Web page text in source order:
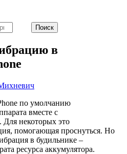
в
по умолчанию
вместе с
Для некоторых это
помогающая проснуться. Но
в будильнике –
ресурса аккумулятора.